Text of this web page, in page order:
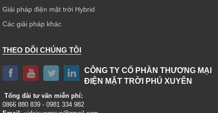
Giải pháp điện mặt trời Hybrid
Các giải pháp khác
THEO DÕI CHÚNG TÔI
CÔNG TY CỔ PHẦN THƯƠNG MẠI
ĐIỆN MẶT TRỜI PHÚ XUYÊN
Tổng đài tư vấn miễn phí:
0866 880 839 - 0981 334 982